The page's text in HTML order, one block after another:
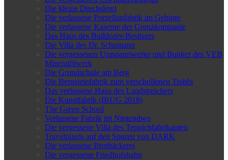
Die kleine Drechslerei
Die verlassene Porzellanfabrik im Gebirge
Die verlassene Kaserne der Grenzkompanie
Das Haus des Bulldozer-Besitzers
Die Villa des Dr. Schumann
Die vergessenen Umspannwerke und Bunker des VEB
Mineralölwerk
Die Grundschule am Berg
Die Bernsteinfabrik zum verschollenen Trabbi
Das verlassene Haus des Landstreichers
Die Kunstfabrik (IBUG 2018)
The Green School
Verlassene Fabrik im Nirgendwo
Die vergessene Villa des Teppichfabrikanten
Travelpixels auf den Spuren von DARK
Die verlassene Brotbäckerei
Die vergessene Friedhofsbahn